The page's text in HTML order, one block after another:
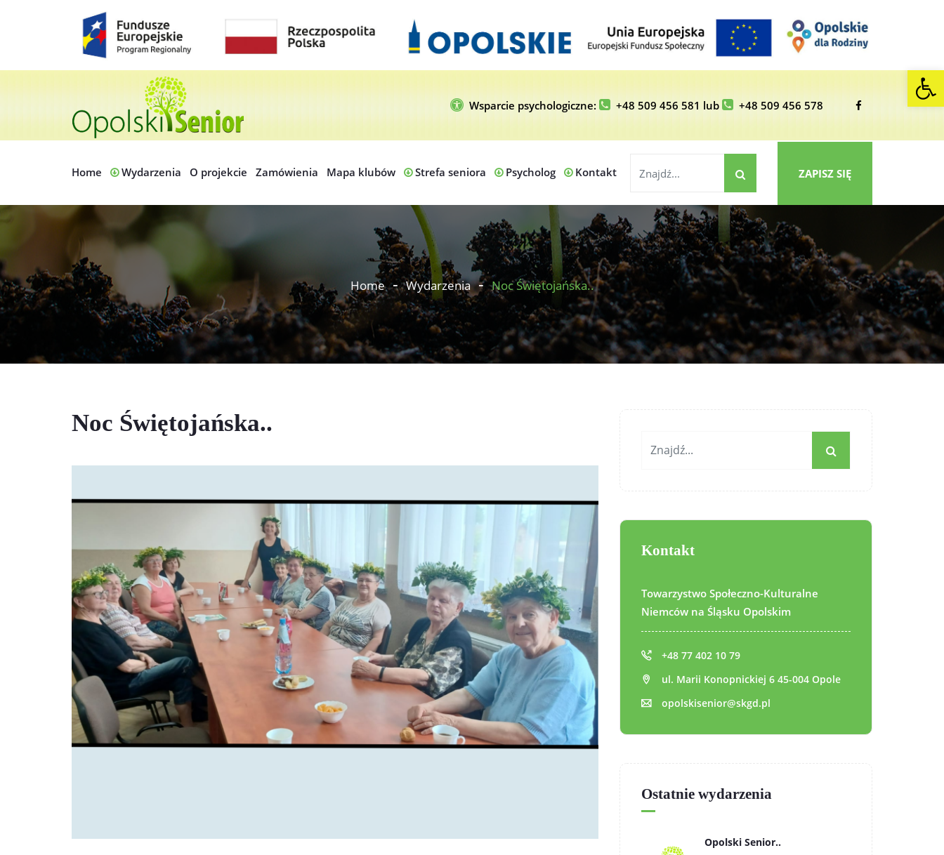
Wsparcie psychologiczne: +48 509 456 581 lub +48 509 456 578
Home Wydarzenia O projekcie Zamówienia Mapa klubów Strefa seniora Psycholog Kontakt ZAPISZ SIĘ
Home Wydarzenia Noc Świętojańska..
Noc Świętojańska..
Kontakt
Towarzystwo Społeczno-Kulturalne
Niemców na Śląsku Opolskim
+48 77 402 10 79
ul. Marii Konopnickiej 6 45-004 Opole
opolskisenior@skgd.pl
Ostatnie wydarzenia
Opolski Senior..